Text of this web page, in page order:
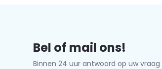
Bel of mail ons!
Binnen 24 uur antwoord op uw vraag